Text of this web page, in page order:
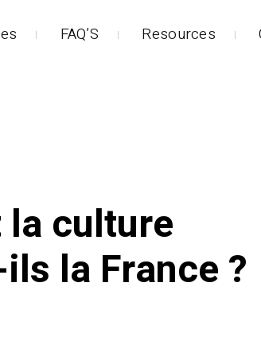
FAQ’S Resources
culture
la France ?